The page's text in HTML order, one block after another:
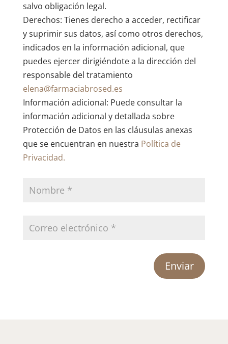
salvo obligación legal.
Derechos: Tienes derecho a acceder, rectificar
y suprimir sus datos, así como otros derechos,
indicados en la información adicional, que
puedes ejercer dirigiéndote a la dirección del
responsable del tratamiento
elena@farmaciabrosed.es
Información adicional: Puede consultar la
información adicional y detallada sobre
Protección de Datos en las cláusulas anexas
que se encuentran en nuestra Política de
Privacidad.
Enviar